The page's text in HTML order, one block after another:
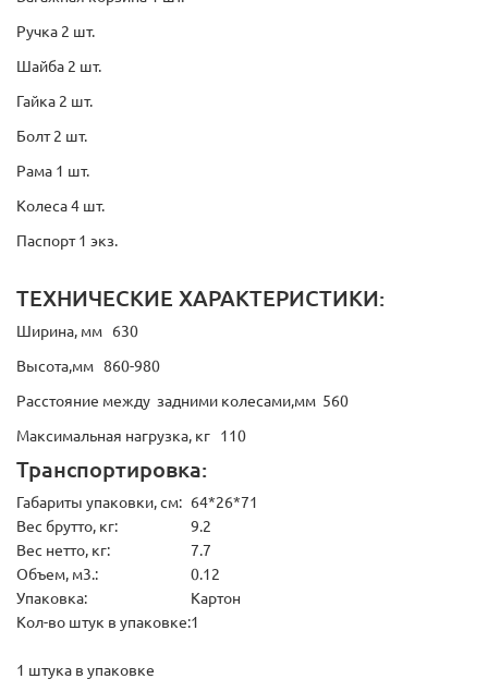
Ручка 2 шт.
Шайба 2 шт.
Гайка 2 шт.
Болт 2 шт.
Рама 1 шт.
Колеса 4 шт.
Паспорт 1 экз.
ТЕХНИЧЕСКИЕ ХАРАКТЕРИСТИКИ:
Ширина, мм 630
Высота,мм 860-980
Расстояние между задними колесами,мм 560
Максимальная нагрузка, кг 110
Транспортировка:
Габариты упаковки, см: 64*26*71
Вес брутто, кг:
9.2
Вес нетто, кг:
7.7
Объем, м3.:
0.12
Упаковка:
Картон
Кол-во штук в упаковке:1
1 штука в упаковке